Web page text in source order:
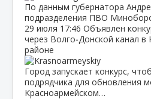
По данным губернатора
подразделения ПВО
29 июля 17:46 Объявлен
через Волго‑Донской канал
районе
Город запускает конкурс,
подрядчика для обновления
Красноармейском…